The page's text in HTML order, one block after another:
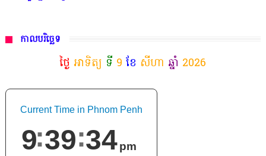
កាលបរិច្ឆេទ
ថ្ងៃ អាទិត្យ ទី 9 ខែ សីហា ឆ្នាំ 2026
Current Time in Phnom Penh
9 39 36pm